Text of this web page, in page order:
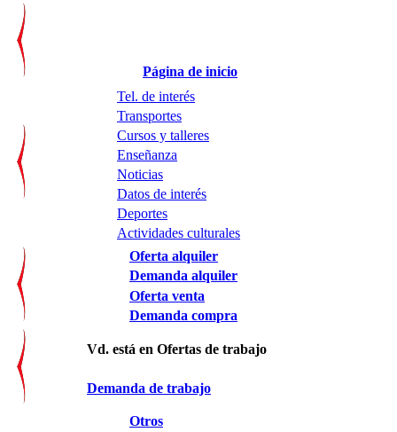
Página de inicio
Tel. de interés
Transportes
Cursos y talleres
Enseñanza
Noticias
Datos de interés
Deportes
Actividades culturales
Oferta alquiler
Demanda alquiler
Oferta venta
Demanda compra
Vd. está en Ofertas de trabajo
Demanda de trabajo
Otros